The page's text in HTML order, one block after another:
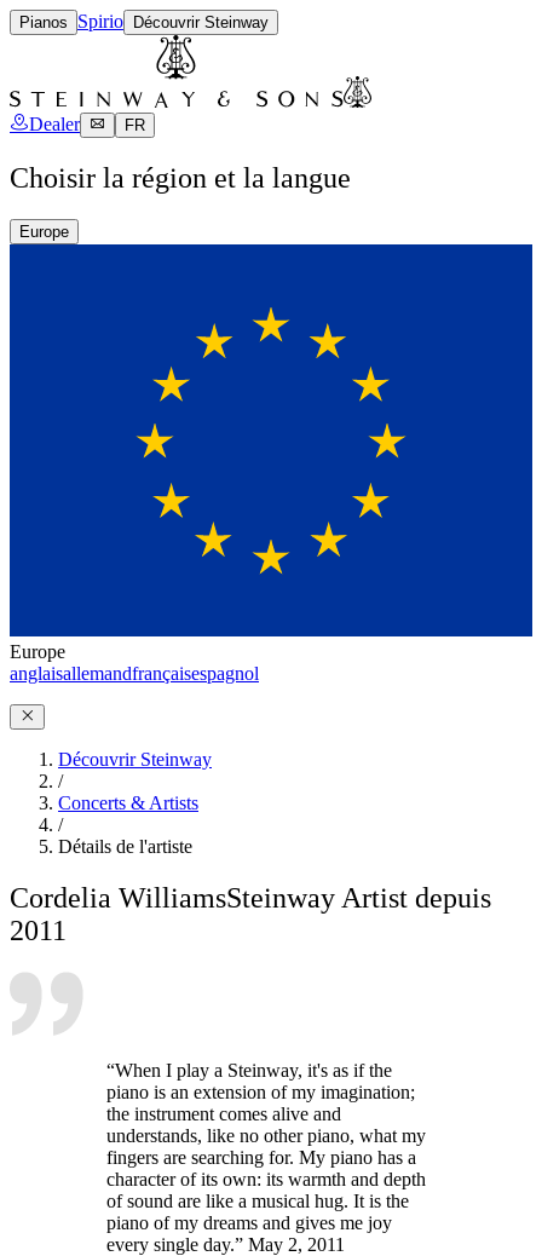
Pianos Spirio Découvrir Steinway
Dealer FR
Choisir la région et la langue
Europe
Europe
anglaisallemandfrançaisespagnol
Découvrir Steinway
/
Concerts & Artists
/
Détails de l'artiste
Cordelia WilliamsSteinway Artist depuis
2011
“When I play a Steinway, it's as if the
piano is an extension of my imagination;
the instrument comes alive and
understands, like no other piano, what my
fingers are searching for. My piano has a
character of its own: its warmth and depth
of sound are like a musical hug. It is the
piano of my dreams and gives me joy
every single day.” May 2, 2011